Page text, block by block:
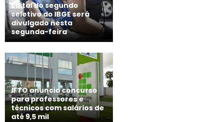
Edital do segundo
seletivo do IBGE será
divulgado nesta
segunda-feira
IFTO anuncia concurso
para professores e
técnicos com salários de
até 9,5 mil